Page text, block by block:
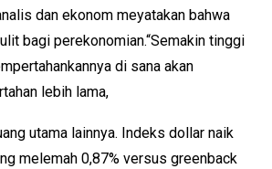
dan ekonom meyatakan bahwa
bagi perekonomian.“Semakin tinggi
di sana akan
lebih lama,
utama lainnya. Indeks dollar naik
melemah 0,87% versus greenback